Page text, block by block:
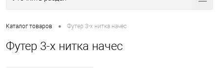
Каталог товаров • Футер 3-х нитка начес
Футер 3-х нитка начес